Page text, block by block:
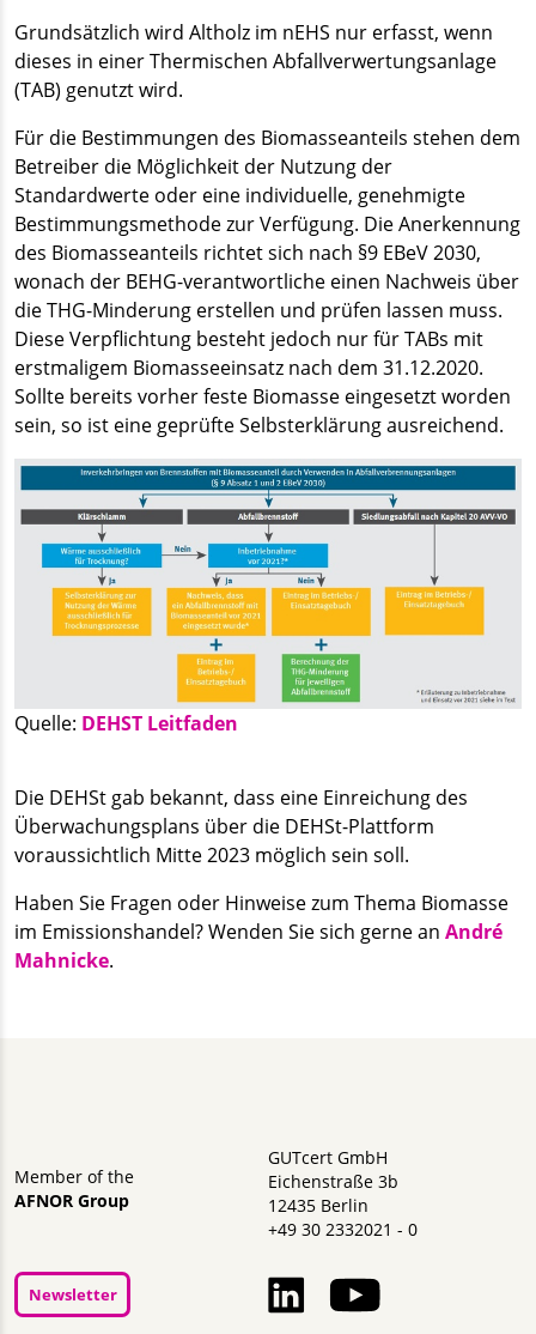
Grundsätzlich wird Altholz im nEHS nur erfasst, wenn
dieses in einer Thermischen Abfallverwertungsanlage
(TAB) genutzt wird.
Für die Bestimmungen des Biomasseanteils stehen dem
Betreiber die Möglichkeit der Nutzung der
Standardwerte oder eine individuelle, genehmigte
Bestimmungsmethode zur Verfügung. Die Anerkennung
des Biomasseanteils richtet sich nach §9 EBeV 2030,
wonach der BEHG-verantwortliche einen Nachweis über
die THG-Minderung erstellen und prüfen lassen muss.
Diese Verpflichtung besteht jedoch nur für TABs mit
erstmaligem Biomasseeinsatz nach dem 31.12.2020.
Sollte bereits vorher feste Biomasse eingesetzt worden
sein, so ist eine geprüfte Selbsterklärung ausreichend.
Quelle: DEHST Leitfaden
Die DEHSt gab bekannt, dass eine Einreichung des
Überwachungsplans über die DEHSt-Plattform
voraussichtlich Mitte 2023 möglich sein soll.
Haben Sie Fragen oder Hinweise zum Thema Biomasse
im Emissionshandel? Wenden Sie sich gerne an André
Mahnicke.
Member of the
AFNOR Group
GUTcert GmbH
Eichenstraße 3b
12435 Berlin
+49 30 2332021 - 0
Newsletter